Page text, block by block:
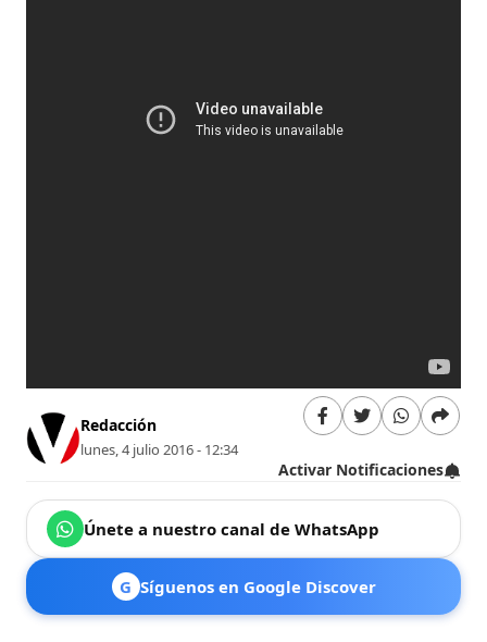
Redacción
lunes, 4 julio 2016 - 12:34
Activar Notificaciones
Únete a nuestro canal de WhatsApp
G Síguenos en Google Discover